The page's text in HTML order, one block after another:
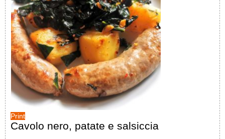
Print
Cavolo nero, patate e salsiccia